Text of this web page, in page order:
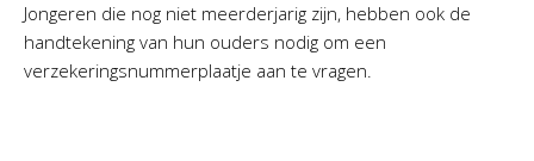
Jongeren die nog niet meerderjarig zijn, hebben ook de
handtekening van hun ouders nodig om een
verzekeringsnummerplaatje aan te vragen.